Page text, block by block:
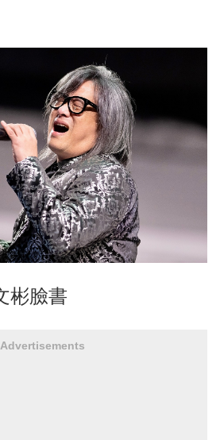
彬臉書
Advertisements